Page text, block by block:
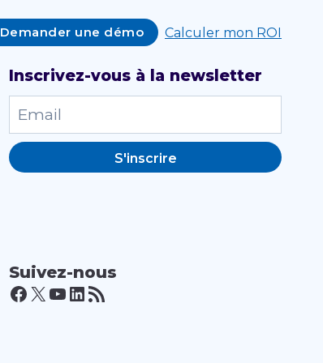
Demander une démo Calculer mon ROI
Inscrivez-vous à la newsletter
S'inscrire
Suivez-nous
Facebook
X YouTube
LinkedIn
Flux RSS